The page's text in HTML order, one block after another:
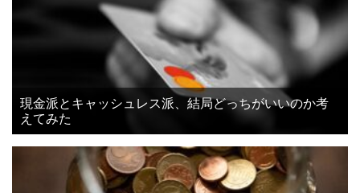
現金派とキャッシュレス派、結局どっちがいいのか考
えてみた